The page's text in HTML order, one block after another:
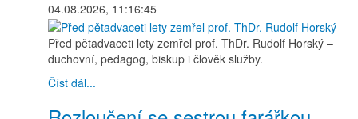
04.08.2026, 11:16:45
Před pětadvaceti lety zemřel prof. ThDr. Rudolf Horský –
duchovní, pedagog, biskup i člověk služby.
Číst dál...